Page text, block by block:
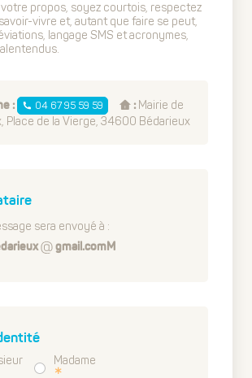
propos, soyez courtois, respectez
vivre et, autant que faire se peut,
langage SMS et acronymes,
: 04 67 95 59 59 : Mairie de
Place de la Vierge, 34600 Bédarieux
sera envoyé à :
gmail.comM
Madame